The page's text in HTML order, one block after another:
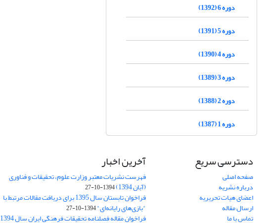
دوره 6 (1392)
دوره 5 (1391)
دوره 4 (1390)
دوره 3 (1389)
دوره 2 (1388)
دوره 1 (1387)
دسترسی سریع
صفحه اصلی
درباره نشریه
اعضای هیات تحریریه
ارسال مقاله
تماس با ما
آخرین اخبار
فهرست نشریات معتبر وزارت علوم، تحقیقات و فناوری
(آبان 1394) 1394-10-27
فراخوان تابستان سال 1395 برای دریافت مقالات مرتبط با
"بازی‌های رایانه‌ای"1394-10-27
فراخوان مقاله فصلنامه تحقیقات فرهنگی ایران سال 1394